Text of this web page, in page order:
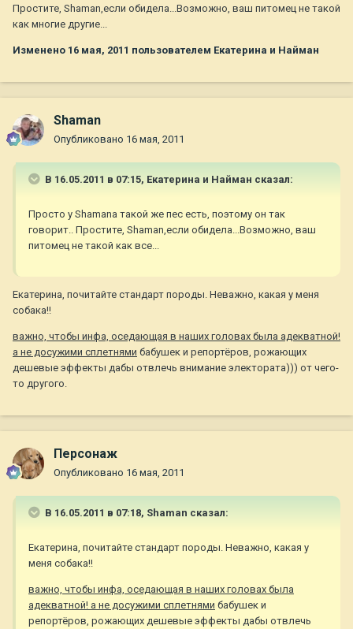
Простите, Shaman,если обидела...Возможно, ваш питомец не такой
как многие другие...
Изменено 16 мая, 2011 пользователем Екатерина и Найман
Shaman
Опубликовано 16 мая, 2011
В 16.05.2011 в 07:15, Екатерина и Найман сказал:
Просто у Shamana такой же пес есть, поэтому он так
говорит.. Простите, Shaman,если обидела...Возможно, ваш
питомец не такой как все...
Екатерина, почитайте стандарт породы. Неважно, какая у меня
собака!!
важно, чтобы инфа, оседающая в наших головах была адекватной!
а не досужими сплетнями бабушек и репортёров, рожающих
дешевые эффекты дабы отвлечь внимание электората))) от чего-
то другого.
Персонаж
Опубликовано 16 мая, 2011
В 16.05.2011 в 07:18, Shaman сказал:
Екатерина, почитайте стандарт породы. Неважно, какая у
меня собака!!
важно, чтобы инфа, оседающая в наших головах была
адекватной! а не досужими сплетнями бабушек и
репортёров, рожающих дешевые эффекты дабы отвлечь